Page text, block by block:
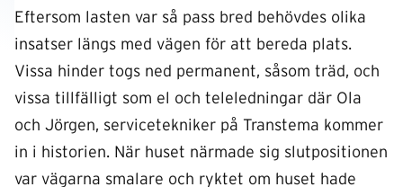
Eftersom lasten var så pass bred behövdes olika
insatser längs med vägen för att bereda plats.
Vissa hinder togs ned permanent, såsom träd, och
vissa tillfälligt som el och teleledningar där Ola
och Jörgen, servicetekniker på Transtema kommer
in i historien. När huset närmade sig slutpositionen
var vägarna smalare och ryktet om huset hade